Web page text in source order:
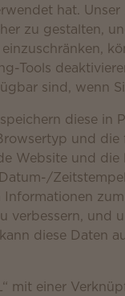
hat.
zu gestalten,
Tools
sind, wenn
diese in
und
Website und
verbessern, und
diese Daten
mit einer